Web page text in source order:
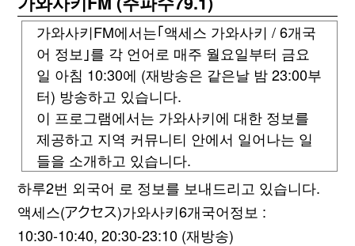
가와사키FM에서는「액세스 가와사키 / 6개국
어 정보」를 각 언어로 매주 월요일부터 금요
일 아침 10:30에 (재방송은 같은날 밤 23:00부
터) 방송하고 있습니다.
이 프로그램에서는 가와사키에 대한 정보를
제공하고 지역 커뮤니티 안에서 일어나는 일
들을 소개하고 있습니다.
하루2번 외국어 로 정보를 보내드리고 있습니다.
액세스(アクセス)가와사키6개국어정보 :
10:30-10:40, 20:30-23:10 (재방송)